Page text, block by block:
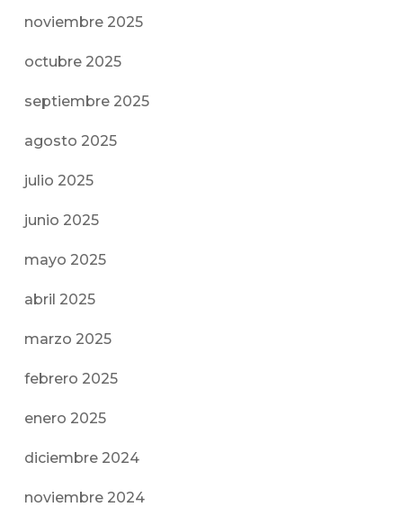
noviembre 2025
octubre 2025
septiembre 2025
agosto 2025
julio 2025
junio 2025
mayo 2025
abril 2025
marzo 2025
febrero 2025
enero 2025
diciembre 2024
noviembre 2024